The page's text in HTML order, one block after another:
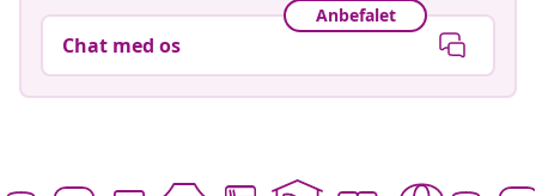
Anbefalet
Chat med os